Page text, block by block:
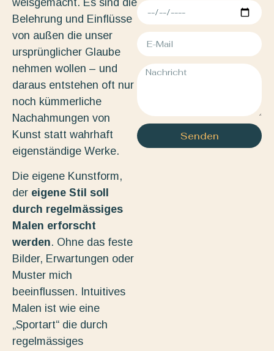
Belehrung und Einflüsse
von außen die unser
ursprünglicher Glaube
nehmen wollen – und
daraus entstehen oft nur
noch kümmerliche
Nachahmungen von
Kunst statt wahrhaft
eigenständige Werke.
Die eigene Kunstform,
der eigene Stil soll
durch regelmässiges
Malen erforscht
werden. Ohne das feste
Bilder, Erwartungen oder
Muster mich
beeinflussen. Intuitives
Malen ist wie eine
„Sportart“ die durch
regelmässiges
Senden